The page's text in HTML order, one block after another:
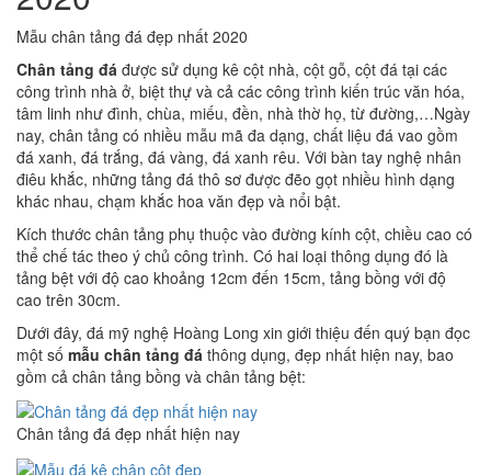
Mẫu chân tảng đá đẹp nhất 2020
Chân tảng đá được sử dụng kê cột nhà, cột gỗ, cột đá tại các
công trình nhà ở, biệt thự và cả các công trình kiến trúc văn hóa,
tâm linh như đình, chùa, miếu, đền, nhà thờ họ, từ đường,…Ngày
nay, chân tảng có nhiều mẫu mã đa dạng, chất liệu đá vao gồm
đá xanh, đá trắng, đá vàng, đá xanh rêu. Với bàn tay nghệ nhân
điêu khắc, những tảng đá thô sơ được đẽo gọt nhiều hình dạng
khác nhau, chạm khắc hoa văn đẹp và nổi bật.
Kích thước chân tảng phụ thuộc vào đường kính cột, chiều cao có
thể chế tác theo ý chủ công trình. Có hai loại thông dụng đó là
tảng bệt với độ cao khoảng 12cm đến 15cm, tảng bồng với độ
cao trên 30cm.
Dưới đây, đá mỹ nghệ Hoàng Long xin giới thiệu đến quý bạn đọc
một số mẫu chân tảng đá thông dụng, đẹp nhất hiện nay, bao
gồm cả chân tảng bồng và chân tảng bệt:
Chân tảng đá đẹp nhất hiện nay